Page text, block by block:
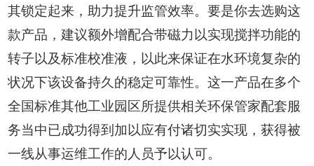
其锁定起来，助力提升监管效率。要是你去选购这
款产品，建议额外增配合带磁力以实现搅拌功能的
转子以及标准校准液，以此来保证在水环境复杂的
状况下该设备持久的稳定可靠性。这一产品在多个
全国标准其他工业园区所提供相关环保管家配套服
务当中已成功得到加以应有付诸切实实现，获得被
一线从事运维工作的人员予以认可。